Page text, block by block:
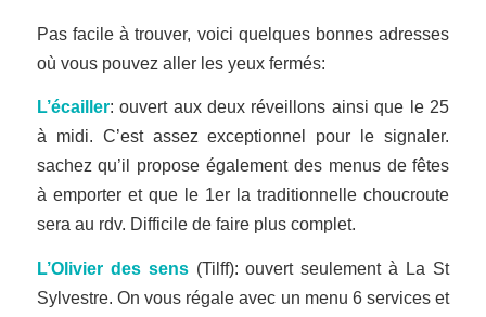
Pas facile à trouver, voici quelques bonnes adresses
où vous pouvez aller les yeux fermés:
L’écailler: ouvert aux deux réveillons ainsi que le 25
à midi. C’est assez exceptionnel pour le signaler.
sachez qu’il propose également des menus de fêtes
à emporter et que le 1er la traditionnelle choucroute
sera au rdv. Difficile de faire plus complet.
L’Olivier des sens(Tilff): ouvert seulement à La St
Sylvestre. On vous régale avec un menu 6 services et